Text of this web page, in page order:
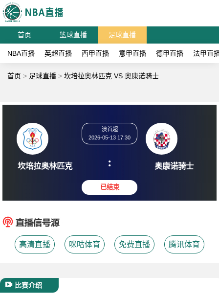
首页 篮球直播 足球直播
NBA直播 英超直播 西甲直播 意甲直播 德甲直播 法甲直
首页 > 足球直播 > 坎培拉奥林匹克 VS 奥康诺骑士
坎培拉奥林匹克
2026-05-13 17:30
: 奥康
高清直播 咪咕体育 免费直播 腾讯体育
比赛介绍